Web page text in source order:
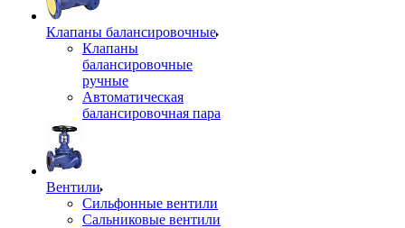
Клапаны балансировочные
Клапаны
балансировочные
ручные
Автоматическая
балансировочная пара
Вентили
Сильфонные вентили
Сальниковые вентили